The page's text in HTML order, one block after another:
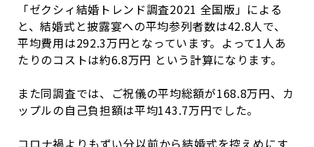
「ゼクシィ結婚トレンド調査2021 全国版」による
と、結婚式と披露宴への平均参列者数は42.8人で、
平均費用は292.3万円となっています。よって1人あ
たりのコストは約6.8万円 という計算になります。
また同調査では、ご祝儀の平均総額が168.8万円、カ
ップルの自己負担額は平均143.7万円でした。
コロナ禍よりもずい分以前から結婚式を控えめにす